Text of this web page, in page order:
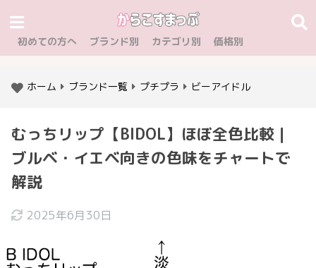
初めての方へ ブランド別 カテゴリ別 価格別
ホーム ブランド一覧 プチプラ ビーアイドル
むっちリップ【BIDOL】ほぼ全色比較｜
ブルベ・イエベ向きの色味をチャートで
解説
2025年6月30日